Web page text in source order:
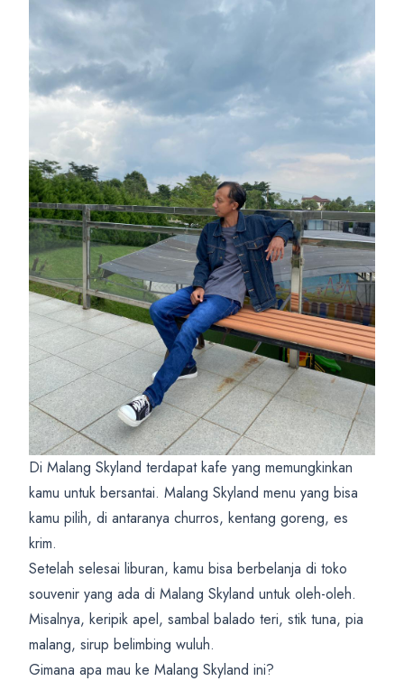
Di Malang Skyland terdapat kafe yang memungkinkan
kamu untuk bersantai. Malang Skyland menu yang bisa
kamu pilih, di antaranya churros, kentang goreng, es
krim.
Setelah selesai liburan, kamu bisa berbelanja di toko
souvenir yang ada di Malang Skyland untuk oleh-oleh.
Misalnya, keripik apel, sambal balado teri, stik tuna, pia
malang, sirup belimbing wuluh.
Gimana apa mau ke Malang Skyland ini?